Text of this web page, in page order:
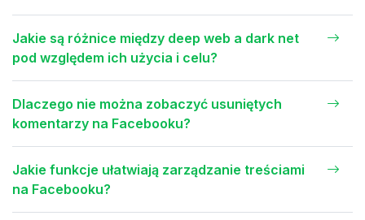
Jakie są różnice między deep web a dark net
pod względem ich użycia i celu?
Dlaczego nie można zobaczyć usuniętych
komentarzy na Facebooku?
Jakie funkcje ułatwiają zarządzanie treściami
na Facebooku?